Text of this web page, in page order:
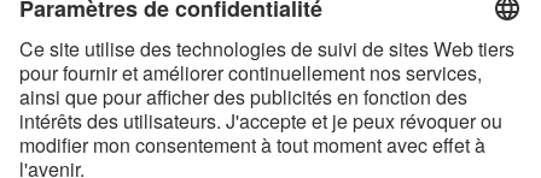
utilisation de ces marques par Satisfyer GmbH est soumise à une licence.
Apple, le logo Apple et Apple Watch sont des marques commerciales
d’Apple Inc. Google Play et le logo Google Play sont des marques
commerciales de Google LLC.